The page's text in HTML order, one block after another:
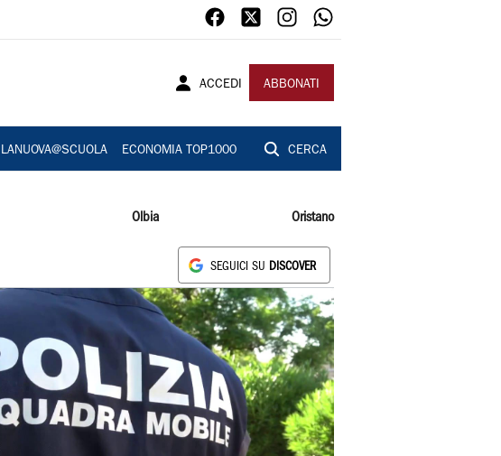
ACCEDI ABBONATI
LANUOVA@SCUOLA ECONOMIA TOP1000 CERCA
Olbia Oristano
SEGUICI SU DISCOVER